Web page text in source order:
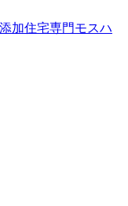
住宅専門モスハウス